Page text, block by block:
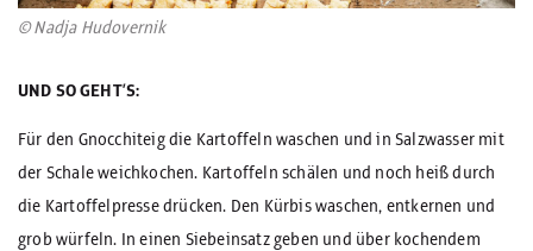
© Nadja Hudovernik
UND SO GEHT’S:
Für den Gnocchiteig die Kartoffeln waschen und in Salzwasser mit
der Schale weichkochen. Kartoffeln schälen und noch heiß durch
die Kartoffelpresse drücken. Den Kürbis waschen, entkernen und
grob würfeln. In einen Siebeinsatz geben und über kochendem